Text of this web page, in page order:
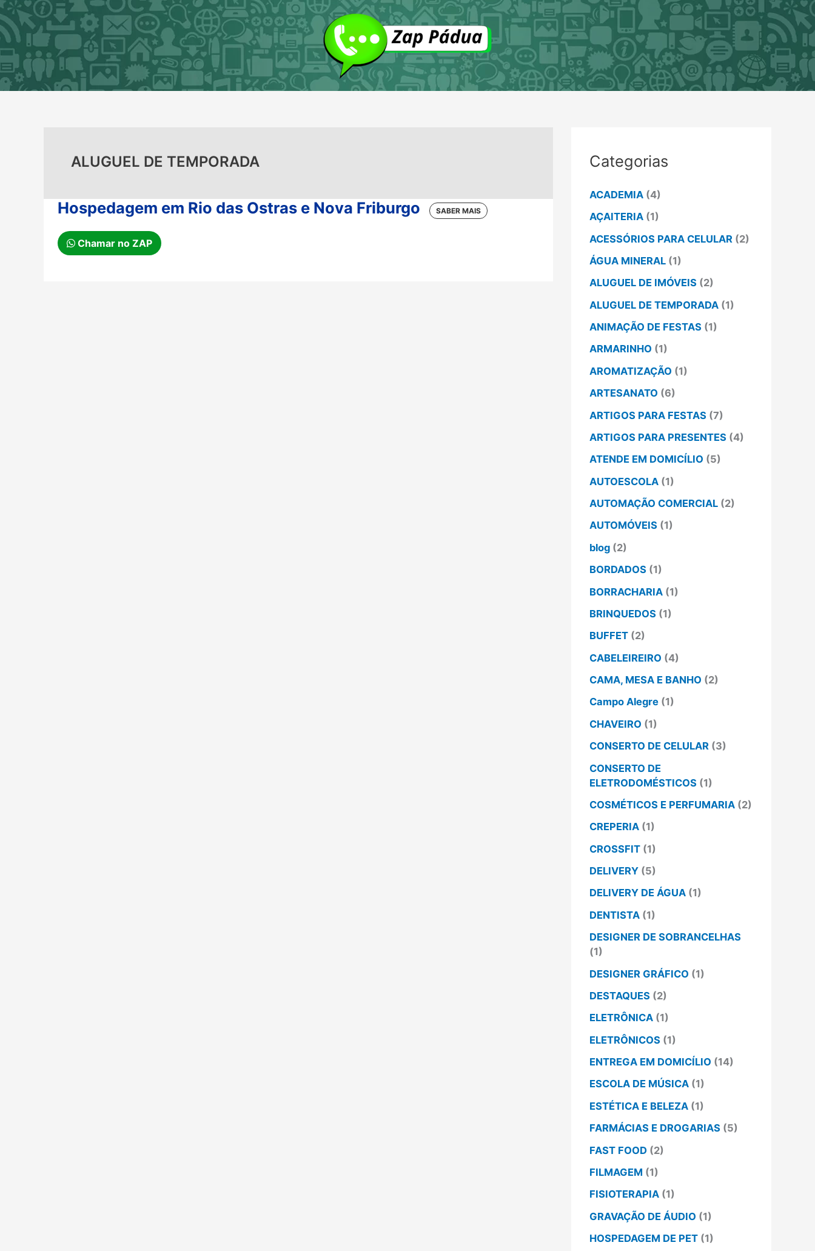
Ir
para
o
conteúdo
ALUGUEL DE TEMPORADA
Hospedagem em Rio das Ostras e Nova Friburgo
Chamar no ZAP
Categorias
ACADEMIA (4)
AÇAITERIA (1)
ACESSÓRIOS PARA CELULAR (2)
ÁGUA MINERAL (1)
ALUGUEL DE IMÓVEIS (2)
ALUGUEL DE TEMPORADA (1)
ANIMAÇÃO DE FESTAS (1)
ARMARINHO (1)
AROMATIZAÇÃO (1)
ARTESANATO (6)
ARTIGOS PARA FESTAS (7)
ARTIGOS PARA PRESENTES (4)
ATENDE EM DOMICÍLIO (5)
AUTOESCOLA (1)
AUTOMAÇÃO COMERCIAL (2)
AUTOMÓVEIS (1)
blog (2)
BORDADOS (1)
BORRACHARIA (1)
BRINQUEDOS (1)
BUFFET (2)
CABELEIREIRO (4)
CAMA, MESA E BANHO (2)
Campo Alegre (1)
CHAVEIRO (1)
CONSERTO DE CELULAR (3)
CONSERTO DE
ELETRODOMÉSTICOS (1)
COSMÉTICOS E PERFUMARIA (2)
CREPERIA (1)
CROSSFIT (1)
DELIVERY (5)
DELIVERY DE ÁGUA (1)
DENTISTA (1)
DESIGNER DE SOBRANCELHAS
(1)
DESIGNER GRÁFICO (1)
DESTAQUES (2)
ELETRÔNICA (1)
ELETRÔNICOS (1)
ENTREGA EM DOMICÍLIO (14)
ESCOLA DE MÚSICA (1)
ESTÉTICA E BELEZA (1)
FARMÁCIAS E DROGARIAS (5)
FAST FOOD (2)
FILMAGEM (1)
FISIOTERAPIA (1)
GRAVAÇÃO DE ÁUDIO (1)
HOSPEDAGEM DE PET (1)